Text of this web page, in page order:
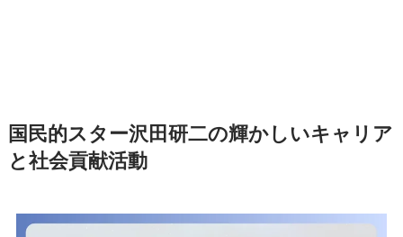
国民的スター沢田研二の輝かしいキャリア
と社会貢献活動